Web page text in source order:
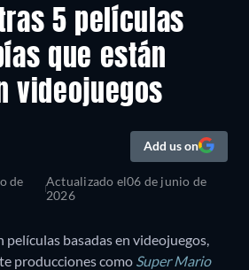
5 películas
que están
videojuegos
Add us on
de
Actualizado el06 de junio de
2026
películas basadas en videojuegos,
producciones como Super Mario